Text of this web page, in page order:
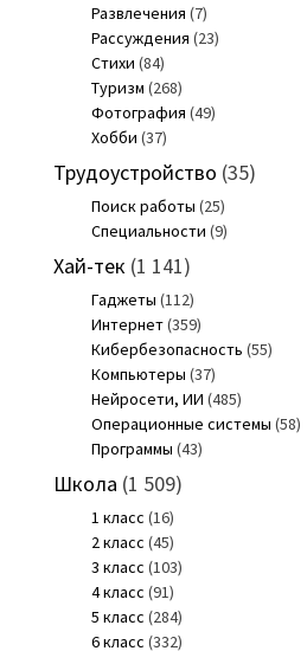
Развлечения (7)
Рассуждения (23)
Стихи (84)
Туризм (268)
Фотография (49)
Хобби (37)
Трудоустройство (35)
Поиск работы (25)
Специальности (9)
Хай-тек (1 141)
Гаджеты (112)
Интернет(359)
Кибербезопасность (55)
Компьютеры (37)
Нейросети, ИИ (485)
Операционные системы (58)
Программы (43)
Школа (1 509)
1 класс (16)
2 класс (45)
3 класс (103)
4 класс (91)
5 класс (284)
6 класс (332)